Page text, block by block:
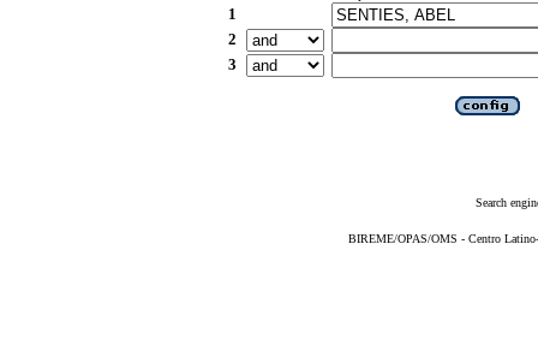
1
2
3
Search
BIREME/OPAS/OMS - Centro Latino-